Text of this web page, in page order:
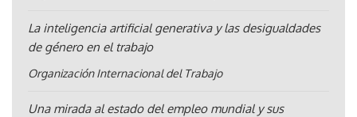
La inteligencia artificial generativa y las desigualdades
de género en el trabajo
Organización Internacional del Trabajo
Una mirada al estado del empleo mundial y sus